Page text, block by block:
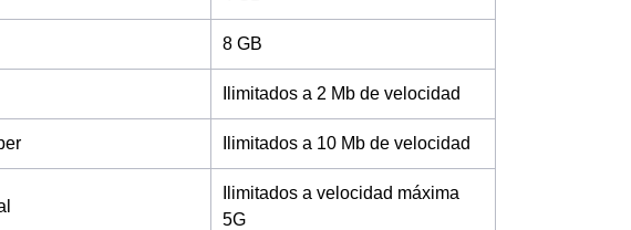
8 GB
Ilimitados a 2 Mb de velocidad
Ilimitados a 10 Mb de velocidad
Ilimitados a velocidad máxima
5G